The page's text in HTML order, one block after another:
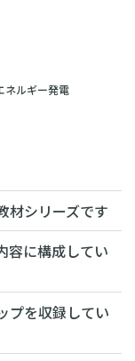
ネルギー発電
材シリーズです
容に構成してい
プを収録してい